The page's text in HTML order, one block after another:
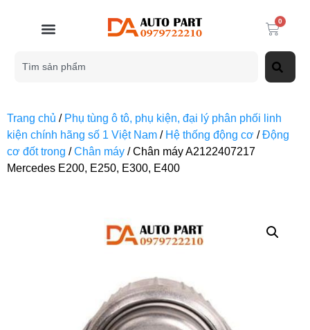
0
Trang chủ / Phụ tùng ô tô, phụ kiện, đại lý phân phối linh
kiện chính hãng số 1 Việt Nam / Hệ thống động cơ /Động
cơ đốt trong /Chân máy / Chân máy A2122407217
Mercedes E200, E250, E300, E400